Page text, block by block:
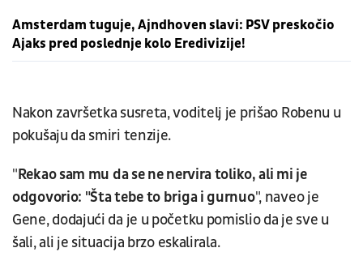
Amsterdam tuguje, Ajndhoven slavi: PSV preskočio
Ajaks pred poslednje kolo Eredivizije!
Nakon završetka susreta, voditelj je prišao Robenu u
pokušaju da smiri tenzije.
"Rekao sam mu da se ne nervira toliko, ali mi je
odgovorio: "Šta tebe to briga i gurnuo", naveo je
Gene, dodajući da je u početku pomislio da je sve u
šali, ali je situacija brzo eskalirala.